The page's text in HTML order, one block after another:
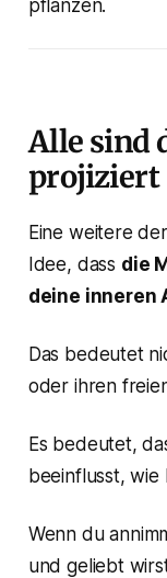
pflanzen.
Alle sind
projiziert
Eine weitere
Idee, dass die
deine inneren
Das bedeutet
oder ihren
Es bedeutet,
beeinflusst,
Wenn du
und geliebt